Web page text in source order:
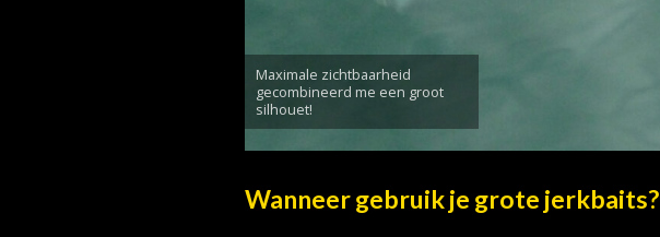
Maximale zichtbaarheid
gecombineerd me een groot
silhouet!
Wanneer gebruik je grote jerkbaits?